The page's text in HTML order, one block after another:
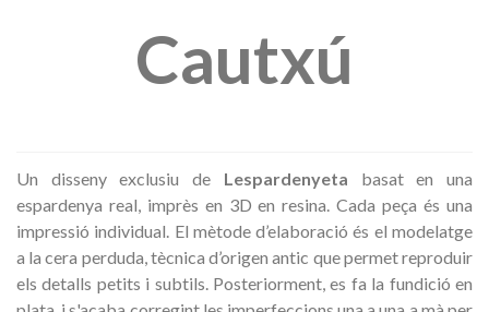
Cautxú
Un disseny exclusiu de Lespardenyeta basat en una
espardenya real, imprès en 3D en resina. Cada peça és una
impressió individual. El mètode d’elaboració és el modelatge
a la cera perduda, tècnica d’origen antic que permet reproduir
els detalls petits i subtils. Posteriorment, es fa la fundició en